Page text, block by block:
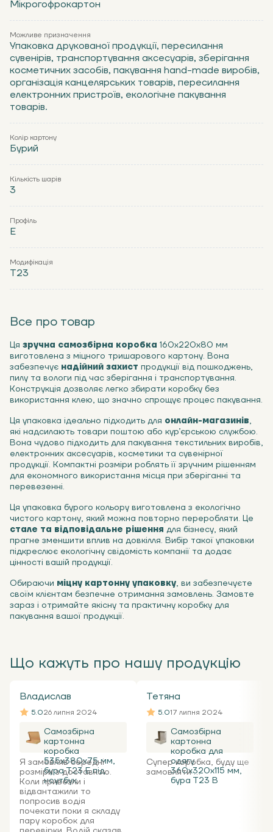
Мікрогофрокартон
Можливе призначення
Упаковка друкованої продукції, пересилання
сувенірів, транспортування аксесуарів, зберігання
косметичних засобів, пакування hand-made виробів,
організація канцелярських товарів, пересилання
електронних пристроїв, екологічне пакування
товарів.
Колір картону
Бурий
Кількість шарів
3
Профіль
Е
Модифікація
Т23
Все про товар
Ця зручна самозбірна коробка 160x220x80 мм
виготовлена з міцного тришарового картону. Вона
забезпечує надійний захист продукції від пошкоджень,
пилу та вологи під час зберігання і транспортування.
Конструкція дозволяє легко збирати коробку без
використання клею, що значно спрощує процес пакування.
Ця упаковка ідеально підходить для онлайн-магазинів,
які надсилають товари поштою або кур’єрською службою.
Вона чудово підходить для пакування текстильних виробів,
електронних аксесуарів, косметики та сувенірної
продукції. Компактні розміри роблять її зручним рішенням
для економного використання місця при зберіганні та
перевезенні.
Ця упаковка бурого кольору виготовлена з екологічно
чистого картону, який можна повторно переробляти. Це
стале та відповідальне рішення для бізнесу, який
прагне зменшити вплив на довкілля. Вибір такої упаковки
підкреслює екологічну свідомість компанії та додає
цінності вашій продукції.
Обираючи міцну картонну упаковку, ви забезпечуєте
своїм клієнтам безпечне отримання замовлень. Замовте
зараз і отримайте якісну та практичну коробку для
пакування вашої продукції.
Що кажуть про нашу продукцію
Владислав
5.026 липня 2024
Самозбірна
картонна
коробка
535x380x75 мм,
бура Т23 Е під
ноутбук
Я замовляв середні
розміри з доставкою.
Коли привезли і
відвантажили то
попросив водія
почекати поки я складу
пару коробок для
Тетяна
5.017 липня 2024
Самозбірна
картонна
коробка для
одягу
360х320х115 мм,
бура Т23 В
Супер коробка, буду ще
замовляти ...